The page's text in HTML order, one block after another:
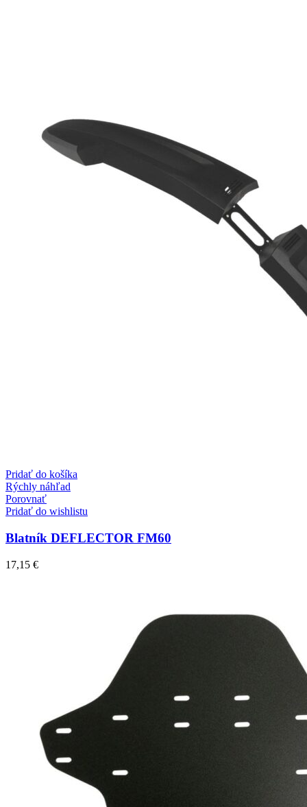
Pridať do košíka
Rýchly náhľad
Porovnať
Pridať do wishlistu
Blatník DEFLECTOR FM60
17,15 €